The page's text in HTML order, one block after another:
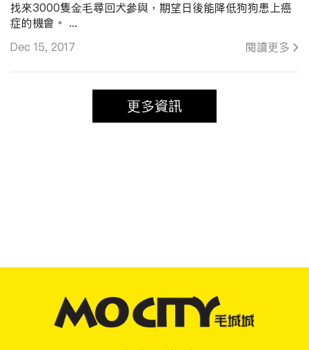
Dec 15, 2017 閱讀更多
找來3000隻金毛尋回犬參與，期望日後能降低狗狗患上癌
症的機會。 ...
更多資訊